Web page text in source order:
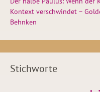
Kontext verschwindet –
Behnken
Stichworte